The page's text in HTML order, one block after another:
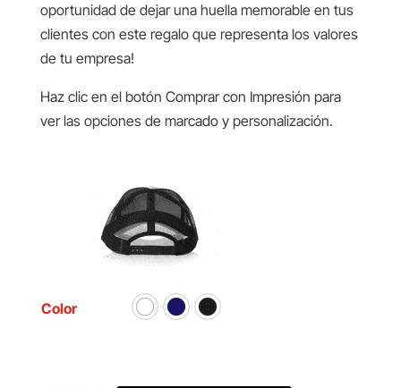
oportunidad de dejar una huella memorable en tus
clientes con este regalo que representa los valores
de tu empresa!
Haz clic en el botón Comprar con Impresión para
ver las opciones de marcado y personalización.
Color